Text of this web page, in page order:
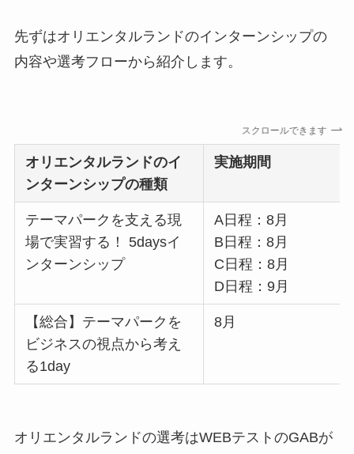
先ずはオリエンタルランドのインターンシップの
内容や選考フローから紹介します。
スクロールできます
オリエンタルランドのイ
ンターンシップの種類
実施期間
テーマパークを支える現
場で実習する！ 5daysイ
ンターンシップ
A日程：8月
B日程：8月
C日程：8月
D日程：9月
【総合】テーマパークを
ビジネスの視点から考え
る1day
8月
オリエンタルランドの選考はWEBテストのGABが